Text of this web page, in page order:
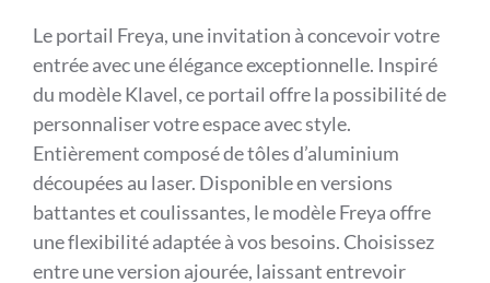
Le portail Freya, une invitation à concevoir votre
entrée avec une élégance exceptionnelle. Inspiré
du modèle Klavel, ce portail offre la possibilité de
personnaliser votre espace avec style.
Entièrement composé de tôles d’aluminium
découpées au laser. Disponible en versions
battantes et coulissantes, le modèle Freya offre
une flexibilité adaptée à vos besoins. Choisissez
entre une version ajourée, laissant entrevoir